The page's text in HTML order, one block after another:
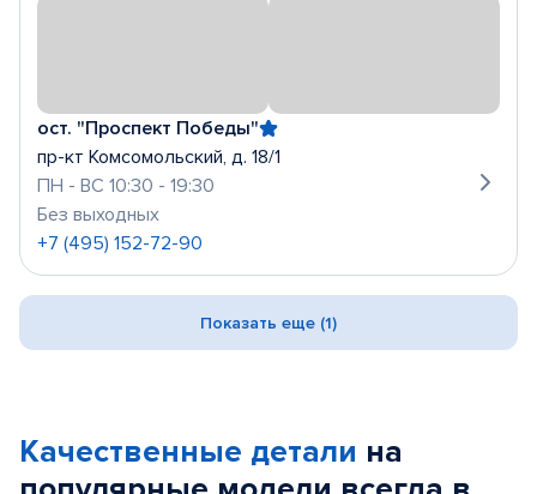
ост. "Проспект Победы"
пр-кт Комсомольский, д. 18/1
ПН - ВС 10:30 - 19:30
Без выходных
+7 (495) 152-72-90
Показать еще (1)
Качественные детали на